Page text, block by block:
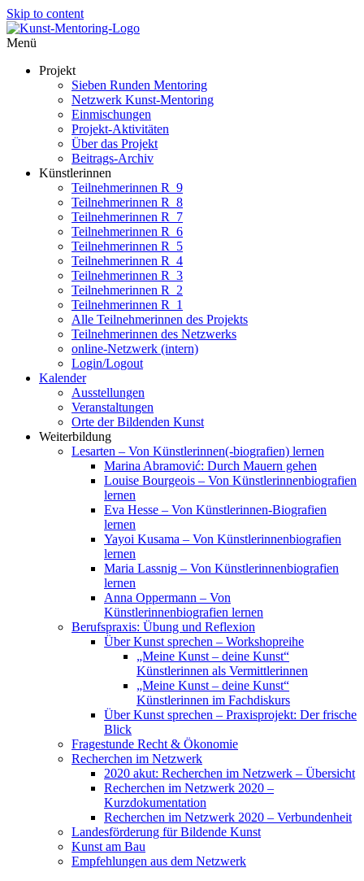
Skip to content
Menü
Projekt
Sieben Runden Mentoring
Netzwerk Kunst-Mentoring
Einmischungen
Projekt-Aktivitäten
Über das Projekt
Beitrags-Archiv
Künstlerinnen
Teilnehmerinnen R_9
Teilnehmerinnen R_8
Teilnehmerinnen R_7
Teilnehmerinnen R_6
Teilnehmerinnen R_5
Teilnehmerinnen R_4
Teilnehmerinnen R_3
Teilnehmerinnen R_2
Teilnehmerinnen R_1
Alle Teilnehmerinnen des Projekts
Teilnehmerinnen des Netzwerks
online-Netzwerk (intern)
Login/Logout
Kalender
Ausstellungen
Veranstaltungen
Orte der Bildenden Kunst
Weiterbildung
Lesarten – Von Künstlerinnen(-biografien) lernen
Marina Abramović: Durch Mauern gehen
Louise Bourgeois – Von Künstlerinnenbiografien
lernen
Eva Hesse – Von Künstlerinnen-Biografien
lernen
Yayoi Kusama – Von Künstlerinnenbiografien
lernen
Maria Lassnig – Von Künstlerinnenbiografien
lernen
Anna Oppermann – Von
Künstlerinnenbiografien lernen
Berufspraxis: Übung und Reflexion
Über Kunst sprechen – Workshopreihe
„Meine Kunst – deine Kunst“
Künstlerinnen als Vermittlerinnen
„Meine Kunst – deine Kunst“
Künstlerinnen im Fachdiskurs
Über Kunst sprechen – Praxisprojekt: Der frische
Blick
Fragestunde Recht & Ökonomie
Recherchen im Netzwerk
2020 akut: Recherchen im Netzwerk – Übersicht
Recherchen im Netzwerk 2020 –
Kurzdokumentation
Recherchen im Netzwerk 2020 – Verbundenheit
Landesförderung für Bildende Kunst
Kunst am Bau
Empfehlungen aus dem Netzwerk